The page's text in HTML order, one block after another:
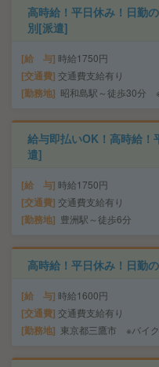
高時給！平日休み！日勤
別[派遣]
給 与 時給1750円
交通費 交通費支給有り
勤務地 昭和島駅～徒歩30分
給与即払いOK！高時給！
遣]
給 与 時給1750円
交通費 交通費支給有り
勤務地 豊洲駅～徒歩6分
高時給！平日休み！日勤
給 与 時給1600円
交通費 交通費支給有り
勤務地 東京都三鷹市 ※バイ